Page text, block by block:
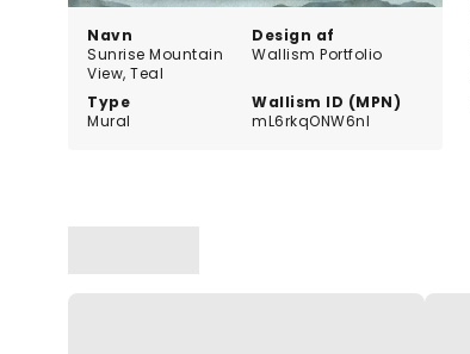
Navn
Sunrise Mountain
View, Teal
Design af
Wallism Portfolio
Type
Mural
Wallism ID (MPN)
mL6rkqONW6nl